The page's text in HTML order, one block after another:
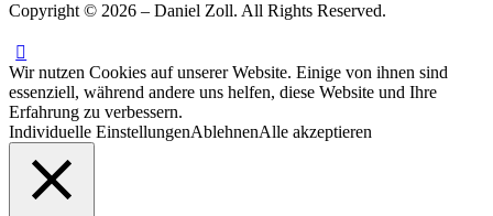
Copyright © 2026 – Daniel Zoll. All Rights Reserved.
Wir nutzen Cookies auf unserer Website. Einige von ihnen sind
essenziell, während andere uns helfen, diese Website und Ihre
Erfahrung zu verbessern.
Individuelle EinstellungenAblehnenAlle akzeptieren